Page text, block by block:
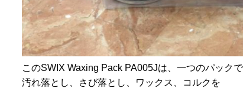
このSWIX Waxing Pack PA005Jは、一つのパックで
汚れ落とし、さび落とし、ワックス、コルクを